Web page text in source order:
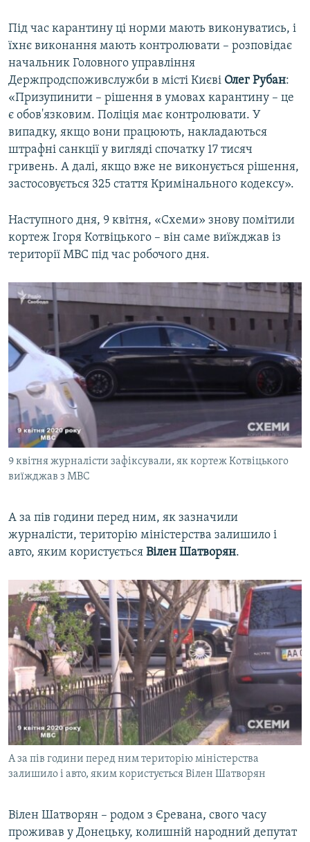
Під час карантину ці норми мають виконуватись, і
їхнє виконання мають контролювати – розповідає
начальник Головного управління
Держпродспоживслужби в місті Києві Олег Рубан:
«Призупинити – рішення в умовах карантину – це
є обов'язковим. Поліція має контролювати. У
випадку, якщо вони працюють, накладаються
штрафні санкції у вигляді спочатку 17 тисяч
гривень. А далі, якщо вже не виконується рішення,
застосовується 325 стаття Кримінального кодексу».
Наступного дня, 9 квітня, «Схеми» знову помітили
кортеж Ігоря Котвіцького – він саме виїжджав із
території МВС під час робочого дня.
9 квітня журналісти зафіксували, як кортеж Котвіцького
виїжджав з МВС
А за пів години перед ним, як зазначили
журналісти, територію міністерства залишило і
авто, яким користується Вілен Шатворян.
А за пів години перед ним територію міністерства
залишило і авто, яким користується Вілен Шатворян
Вілен Шатворян – родом з Єревана, свого часу
проживав у Донецьку, колишній народний депутат